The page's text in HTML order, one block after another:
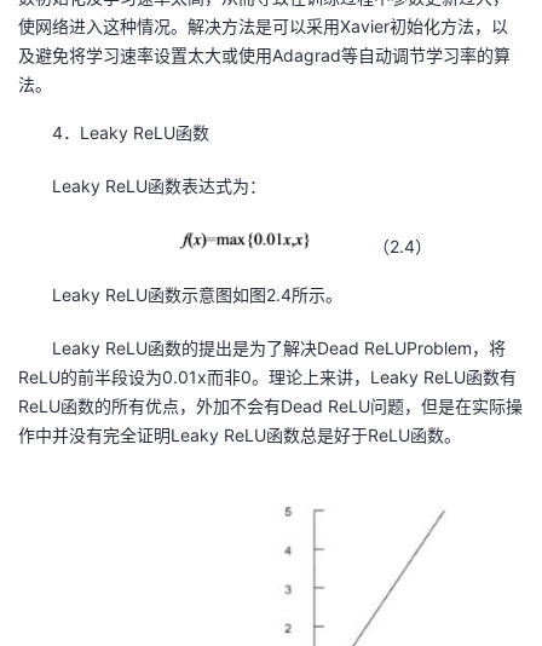
使网络进入这种情况。解决方法是可以采用Xavier初始化方法，以
及避免将学习速率设置太大或使用Adagrad等自动调节学习率的算
法。
4．Leaky ReLU函数
Leaky ReLU函数表达式为：
（2.4）
Leaky ReLU函数示意图如图2.4所示。
Leaky ReLU函数的提出是为了解决Dead ReLUProblem，将
ReLU的前半段设为0.01x而非0。理论上来讲，Leaky ReLU函数有
ReLU函数的所有优点，外加不会有Dead ReLU问题，但是在实际操
作中并没有完全证明Leaky ReLU函数总是好于ReLU函数。